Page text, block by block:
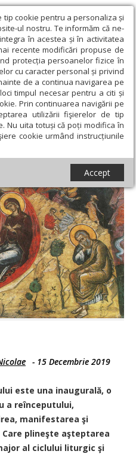
tip cookie pentru a personaliza și
ul nostru. Te informăm că ne-
în acestea și în activitatea
recente modificări propuse de
protecția persoanelor fizice în
cu caracter personal și privind
de a continua navigarea pe
timpul necesar pentru a citi și
Prin continuarea navigării pe
utilizării fişierelor de tip
Nu uita totuși că poți modifica în
cookie urmând instrucțiunile
Accept
› Theologica ›
firile”
înnoiește firile”
- 15 Decembrie 2019
este una inaugurală, o
a reînceputului,
manifestarea şi
Care plineşte aşteptarea
al ciclului liturgic şi